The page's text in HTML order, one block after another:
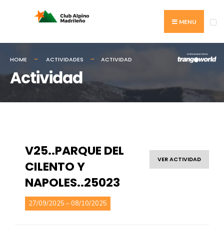
MENU
HOME ACTIVIDADES ACTIVIDAD
Actividad
VER ACTIVIDAD
V25..PARQUE DEL
CILENTO Y
NAPOLES..25023
27/09/2025 – 08/10/2025